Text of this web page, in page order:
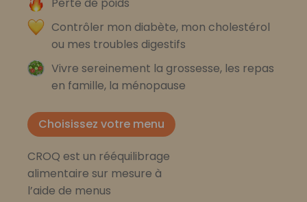
Perte de poids
Contrôler mon diabète, mon cholestérol
ou mes troubles digestifs
Vivre sereinement la grossesse, les repas
en famille, la ménopause
Choisissez votre menu
CROQ est un rééquilibrage
alimentaire sur mesure à
l’aide de menus